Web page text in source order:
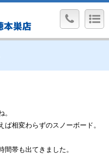
相変わらずのスノーボード。
帯も出てきました。